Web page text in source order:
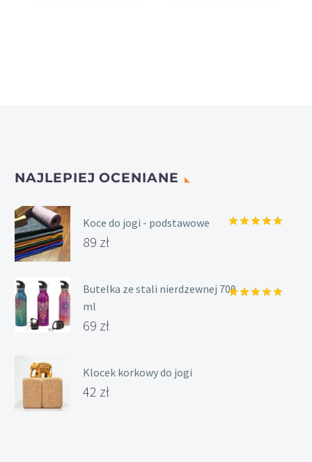
NAJLEPIEJ OCENIANE
Koce do jogi - podstawowe
89 zł
Butelka ze stali nierdzewnej 700
ml
69 zł
Klocek korkowy do jogi
42 zł